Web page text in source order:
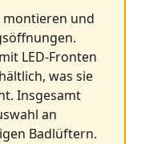
montieren und
LED‑Fronten
was sie
Insgesamt
an
Badlüftern.